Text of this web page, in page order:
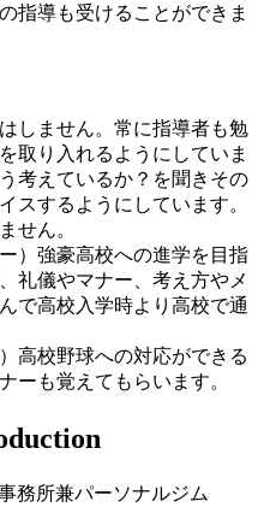
指導も受けることができま
しません。常に指導者も勉
取り入れるようにしていま
考えているか？を聞きその
スするようにしています。
せん。
）強豪高校への進学を目指
礼儀やマナー、考え方やメ
で高校入学時より高校で通
高校野球への対応ができる
ーも覚えてもらいます。
務所兼パーソナルジム